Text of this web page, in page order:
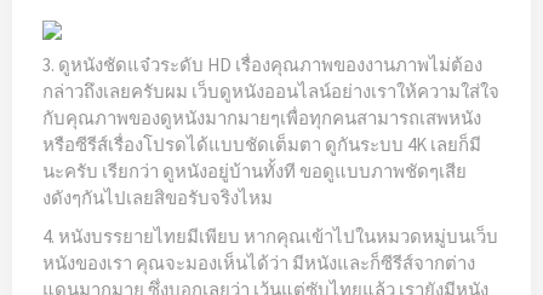
3. ดูหนังชัดแจ๋วระดับ HD เรื่องคุณภาพของงานภาพไม่ต้อง
กล่าวถึงเลยครับผม เว็บดูหนังออนไลน์อย่างเราให้ความใส่ใจ
กับคุณภาพของดูหนังมากมายๆเพื่อทุกคนสามารถเสพหนัง
หรือซีรีส์เรื่องโปรดได้แบบชัดเต็มตา ดูกันระบบ 4K เลยก็มี
นะครับ เรียกว่า ดูหนังอยู่บ้านทั้งที ขอดูแบบภาพชัดๆเสีย
งดังๆกันไปเลยสิขอรับจริงไหม
4. หนังบรรยายไทยมีเพียบ หากคุณเข้าไปในหมวดหมู่บนเว็บ
หนังของเรา คุณจะมองเห็นได้ว่า มีหนังและก็ซีรีส์จากต่าง
แดนมากมาย ซึ่งบอกเลยว่า เว้นแต่ซับไทยแล้ว เรายังมีหนัง